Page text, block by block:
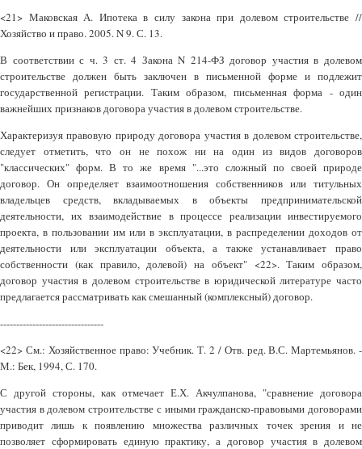
<21> Маковская А. Ипотека в силу закона при долевом строительстве //
Хозяйство и право. 2005. N 9. С. 13.
В соответствии с ч. 3 ст. 4 Закона N 214-ФЗ договор участия в долевом
строительстве должен быть заключен в письменной форме и подлежит
государственной регистрации. Таким образом, письменная форма - один
важнейших признаков договора участия в долевом строительстве.
Характеризуя правовую природу договора участия в долевом строительстве,
следует отметить, что он не похож ни на один из видов договоров
"классических" форм. В то же время "...это сложный по своей природе
договор. Он определяет взаимоотношения собственников или титульных
владельцев средств, вкладываемых в объекты предпринимательской
деятельности, их взаимодействие в процессе реализации инвестируемого
проекта, в пользовании им или в эксплуатации, в распределении доходов от
деятельности или эксплуатации объекта, а также устанавливает право
собственности (как правило, долевой) на объект" <22>. Таким образом,
договор участия в долевом строительстве в юридической литературе часто
предлагается рассматривать как смешанный (комплексный) договор.
--------------------------------
<22> См.: Хозяйственное право: Учебник. Т. 2 / Отв. ред. В.С. Мартемьянов. -
М.: Бек, 1994, С. 170.
С другой стороны, как отмечает Е.Х. Акчулпанова, "сравнение договора
участия в долевом строительстве с иными гражданско-правовыми договорами
приводит лишь к появлению множества различных точек зрения и не
позволяет сформировать единую практику, а договор участия в долевом